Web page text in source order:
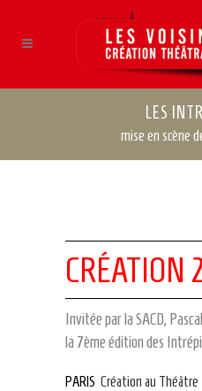
LES
mise en scène
CRÉATION
Invitée par la SACD,
la 7ème édition des
PARIS Création au